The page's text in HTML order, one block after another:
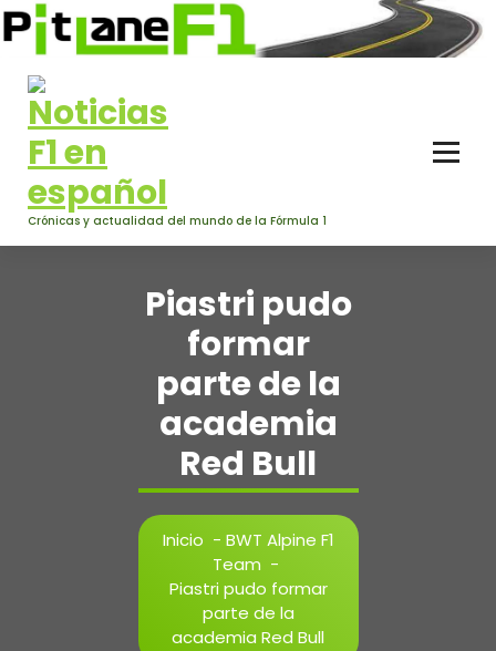
Saltar
al
contenido
Crónicas y actualidad del mundo de la Fórmula 1
Piastri pudo
formar
parte de la
academia
Red Bull
Inicio - BWT Alpine F1
Team -
Piastri pudo formar
parte de la
academia Red Bull